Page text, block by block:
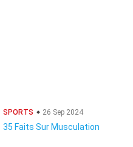
SPORTS 26 Sep 2024
35 Faits Sur Musculation